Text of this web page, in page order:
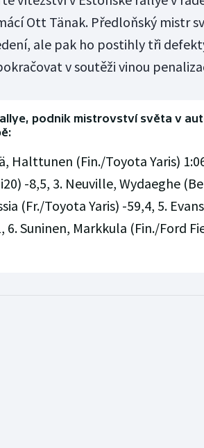
Ott Tänak. Předloňský mistr
ale pak ho postihly tři
v soutěži vinou
podnik mistrovství světa v
Halttunen (Fin./Toyota Yaris)
-8,5, 3. Neuville, Wydaeghe
(Fr./Toyota Yaris) -59,4, 5.
6. Suninen, Markkula (Fin./Ford